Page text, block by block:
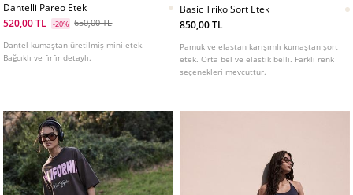
Dantelli Pareo Etek
520,00 TL
-20% 650,00 TL
Dantel kumaştan üretilmiş mini etek.
Bağcıklı ve fırfır detaylı.
Basic Triko Sort Etek
850,00 TL
Pamuk ve elastan karışımlı kumaştan şort
etek. Orta bel ve elastik belli. Farklı renk
seçenekleri mevcuttur.